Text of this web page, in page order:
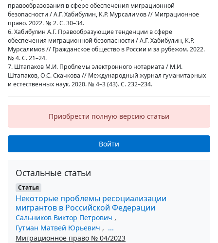
правообразования в сфере обеспечения миграционной
безопасности / А.Г. Хабибулин, К.Р. Мурсалимов // Миграционное
право. 2022. № 2. С. 30–34.
6. Хабибулин А.Г. Правообразующие тенденции в сфере
обеспечения миграционной безопасности / А.Г. Хабибулин, К.Р.
Мурсалимов // Гражданское общество в России и за рубежом. 2022.
№ 4. С. 21–24.
7. Штапаков М.И. Проблемы электронного нотариата / М.И.
Штапаков, О.С. Скачкова // Международный журнал гуманитарных
и естественных наук. 2020. № 4–3 (43). С. 232–234.
Приобрести полную версию статьи
Войти
Остальные статьи
Статья
Некоторые проблемы ресоциализации
мигрантов в Российской Федерации
Сальников Виктор Петрович ,
Гутман Матвей Юрьевич , ...
Миграционное право № 04/2023